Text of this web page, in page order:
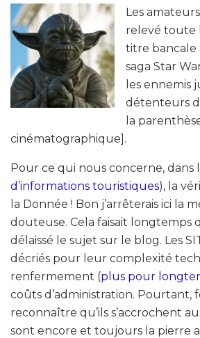
Les
relevé toute
titre bancale
saga Star
les ennemis
détenteurs
la
cinématographique].
Pour ce qui nous concerne, dans
d’informations touristiques), la
la Donnée ! Bon j’arrêterais ici la
douteuse. Cela faisait longtemps
délaissé le sujet sur le blog. Les
décriés pour leur complexité
renfermement (plus pour
coûts d’administration. Pourtant,
reconnaître qu’ils s’accrochent
sont encore et toujours la pierre